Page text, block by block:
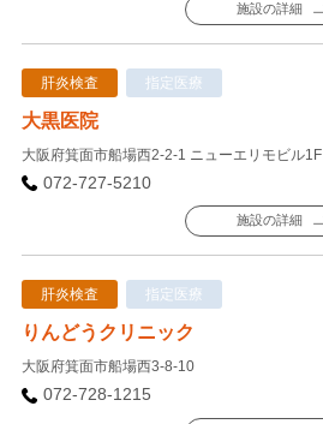
施設の詳細
肝炎検査 指定医療
大黒医院
大阪府箕面市船場西2-2-1 ニューエリモビル1F
072-727-5210
施設の詳細
肝炎検査 指定医療
りんどうクリニック
大阪府箕面市船場西3-8-10
072-728-1215